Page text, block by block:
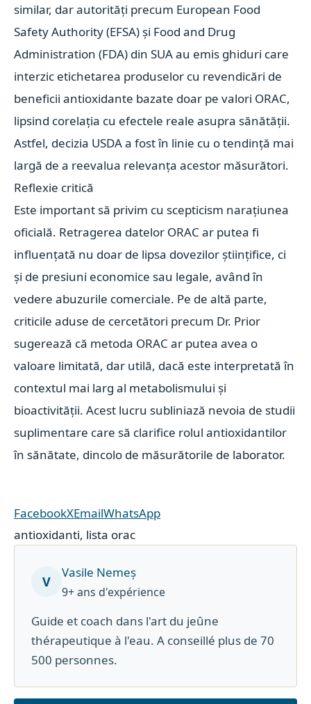
similar, dar autorități precum European Food
Safety Authority (EFSA) și Food and Drug
Administration (FDA) din SUA au emis ghiduri care
interzic etichetarea produselor cu revendicări de
beneficii antioxidante bazate doar pe valori ORAC,
lipsind corelația cu efectele reale asupra sănătății.
Astfel, decizia USDA a fost în linie cu o tendință mai
largă de a reevalua relevanța acestor măsurători.
Reflexie critică
Este important să privim cu scepticism narațiunea
oficială. Retragerea datelor ORAC ar putea fi
influențată nu doar de lipsa dovezilor științifice, ci
și de presiuni economice sau legale, având în
vedere abuzurile comerciale. Pe de altă parte,
criticile aduse de cercetători precum Dr. Prior
sugerează că metoda ORAC ar putea avea o
valoare limitată, dar utilă, dacă este interpretată în
contextul mai larg al metabolismului și
bioactivității. Acest lucru subliniază nevoia de studii
suplimentare care să clarifice rolul antioxidantilor
în sănătate, dincolo de măsurătorile de laborator.
FacebookXEmailWhatsApp
antioxidanti, lista orac
V
Vasile Nemeș
9+ ans d'expérience
Guide et coach dans l'art du jeûne
thérapeutique à l'eau. A conseillé plus de 70
500 personnes.